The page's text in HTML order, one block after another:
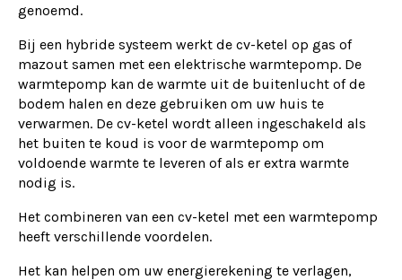
genoemd.
Bij een hybride systeem werkt de cv-ketel op gas of
mazout samen met een elektrische warmtepomp. De
warmtepomp kan de warmte uit de buitenlucht of de
bodem halen en deze gebruiken om uw huis te
verwarmen. De cv-ketel wordt alleen ingeschakeld als
het buiten te koud is voor de warmtepomp om
voldoende warmte te leveren of als er extra warmte
nodig is.
Het combineren van een cv-ketel met een warmtepomp
heeft verschillende voordelen.
Het kan helpen om uw energierekening te verlagen,